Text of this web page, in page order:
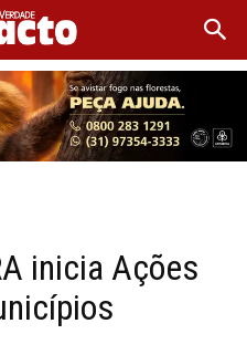
inicia Ações